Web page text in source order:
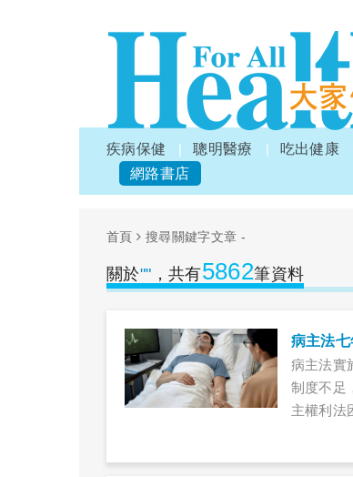
疾病保健 聰明醫療 吃出健康
網路書店
首頁 搜尋關鍵字文章 -
關於"" ，共有5862筆資料
病主法
病主法實
制度不足
主權利法